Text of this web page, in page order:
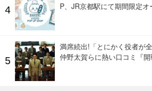
P、JR京都駅にて期間限定オ
満席続出!「とにかく役者が
仲野太賀らに熱い口コミ『開